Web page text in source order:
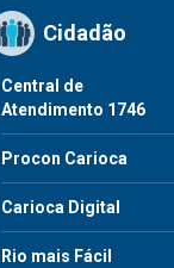
Cidadão
Central de
Atendimento 1746
Procon Carioca
Carioca Digital
Rio mais Fácil